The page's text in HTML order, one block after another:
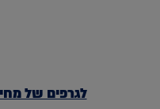
לגרפים של